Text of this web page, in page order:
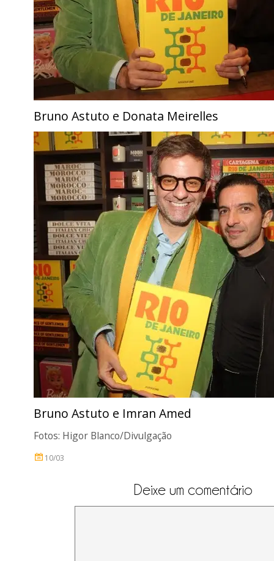
Bruno Astuto e Donata Meirelles
Bruno Astuto e Imran Amed
Fotos: Higor Blanco/Divulgação
10/03
Deixe um comentário